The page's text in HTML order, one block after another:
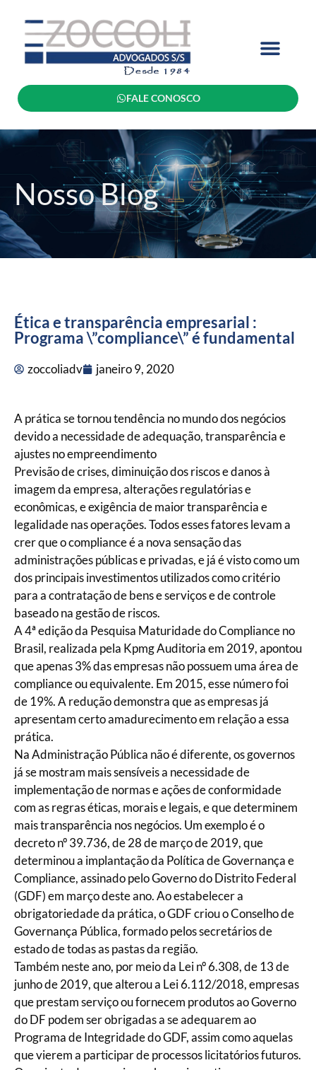
FALE CONOSCO
Nosso Blog
Ética e transparência empresarial :
Programa \”compliance\” é fundamental
zoccoliadv janeiro 9, 2020
A prática se tornou tendência no mundo dos negócios
devido a necessidade de adequação, transparência e
ajustes no empreendimento
Previsão de crises, diminuição dos riscos e danos à
imagem da empresa, alterações regulatórias e
econômicas, e exigência de maior transparência e
legalidade nas operações. Todos esses fatores levam a
crer que o compliance é a nova sensação das
administrações públicas e privadas, e já é visto como um
dos principais investimentos utilizados como critério
para a contratação de bens e serviços e de controle
baseado na gestão de riscos.
A 4ª edição da Pesquisa Maturidade do Compliance no
Brasil, realizada pela Kpmg Auditoria em 2019, apontou
que apenas 3% das empresas não possuem uma área de
compliance ou equivalente. Em 2015, esse número foi
de 19%. A redução demonstra que as empresas já
apresentam certo amadurecimento em relação a essa
prática.
Na Administração Pública não é diferente, os governos
já se mostram mais sensíveis a necessidade de
implementação de normas e ações de conformidade
com as regras éticas, morais e legais, e que determinem
mais transparência nos negócios. Um exemplo é o
decreto nº 39.736, de 28 de março de 2019, que
determinou a implantação da Política de Governança e
Compliance, assinado pelo Governo do Distrito Federal
(GDF) em março deste ano. Ao estabelecer a
obrigatoriedade da prática, o GDF criou o Conselho de
Governança Pública, formado pelos secretários de
estado de todas as pastas da região.
Também neste ano, por meio da Lei nº 6.308, de 13 de
junho de 2019, que alterou a Lei 6.112/2018, empresas
que prestam serviço ou fornecem produtos ao Governo
do DF podem ser obrigadas a se adequarem ao
Programa de Integridade do GDF, assim como aquelas
que vierem a participar de processos licitatórios futuros.